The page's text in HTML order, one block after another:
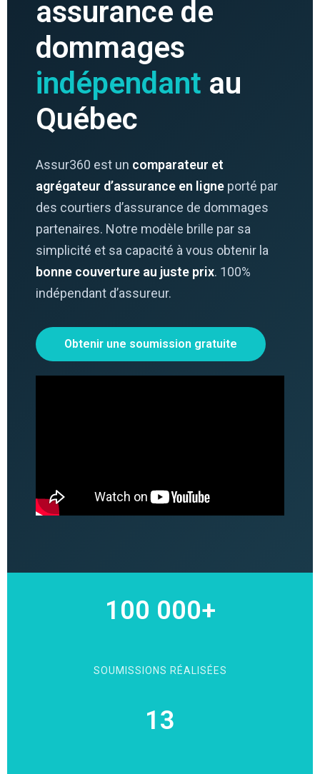
assurance de
dommages
indépendant au
Québec
Assur360 est un comparateur et
agrégateur d’assurance en ligneporté par
des courtiers d’assurance de dommages
partenaires. Notre modèle brille par sa
simplicité et sa capacité à vous obtenir la
bonne couverture au juste prix. 100%
indépendant d’assureur.
Obtenir une soumission gratuite
100 000+
SOUMISSIONS RÉALISÉES
13